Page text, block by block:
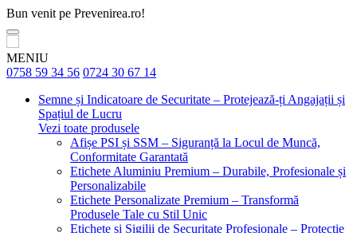
Bun venit pe Prevenirea.ro!
MENIU
0758 59 34 56 0724 30 67 14
Semne și Indicatoare de Securitate – Protejează-ți Angajații și
Spațiul de Lucru
Vezi toate produsele
Afișe PSI și SSM – Siguranță la Locul de Muncă,
Conformitate Garantată
Etichete Aluminiu Premium – Durabile, Profesionale și
Personalizabile
Etichete Personalizate Premium – Transformă
Produsele Tale cu Stil Unic
Etichete și Sigilii de Securitate Profesionale – Protecție